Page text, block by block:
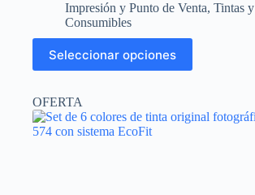
precios:
desde
$18.00
hasta
$19.00
Impresión y Punto de Venta, Tintas y
Consumibles
Seleccionar opciones
Este
producto
tiene
variantes.
Las
opciones
OFERTA